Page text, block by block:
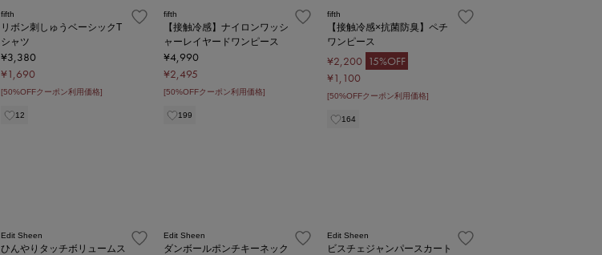
fifth
リボン刺しゅうベーシックT
シャツ
¥3,380
¥1,690
[50%OFFクーポン利用価格]
12
fifth
【接触冷感】ナイロンワッシ
ャーレイヤードワンピース
¥4,990
¥2,495
[50%OFFクーポン利用価格]
199
fifth
【接触冷感×抗菌防臭】ペチ
ワンピース
¥2,200 15%OFF
¥1,100
[50%OFFクーポン利用価格]
164
Edit Sheen
ひんやりタッチボリュームス
Edit Sheen
ダンボールポンチキーネック
Edit Sheen
ビスチェジャンパースカート